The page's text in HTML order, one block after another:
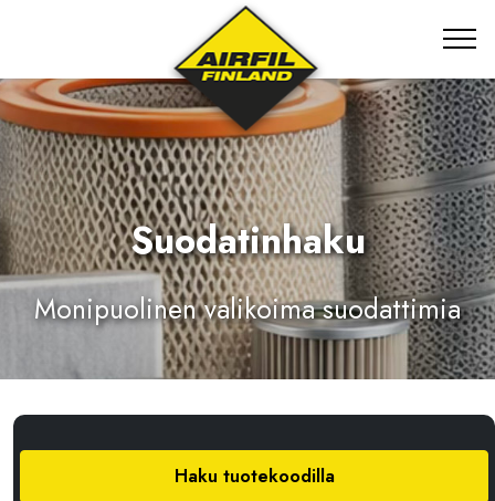
Suodatinhaku
Monipuolinen valikoima suodattimia
Haku tuotekoodilla